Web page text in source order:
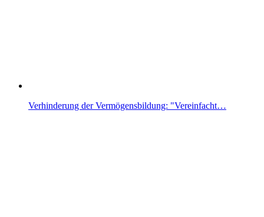
Verhinderung der Vermögensbildung: "Vereinfacht…